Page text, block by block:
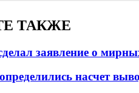
ТАКЖЕ
заявление о
насчет